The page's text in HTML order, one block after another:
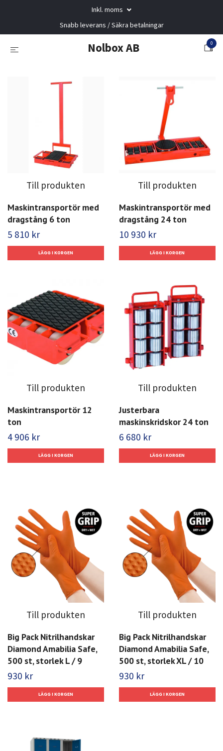
Inkl. moms
Snabb leverans / Säkra betalningar
Nolbox AB 0
Till produkten
Maskintransportör med
dragstång 6 ton
5 810 kr
Till produkten
Maskintransportör med
dragstång 24 ton
10 930 kr
Till produkten
Maskintransportör 12
ton
4 906 kr
Till produkten
Justerbara
maskinskridskor 24 ton
6 680 kr
Till produkten
Big Pack Nitrilhandskar
Diamond Amabilia Safe,
500 st, storlek L / 9
930 kr
Till produkten
Big Pack Nitrilhandskar
Diamond Amabilia Safe,
500 st, storlek XL / 10
930 kr